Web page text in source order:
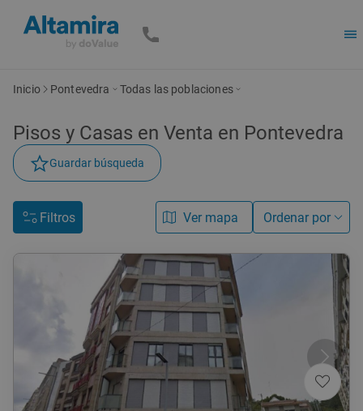
Inicio Pontevedra Todas las poblaciones
Pisos y Casas en Venta en Pontevedra
Guardar búsqueda
Filtros Ver mapa Ordenar por